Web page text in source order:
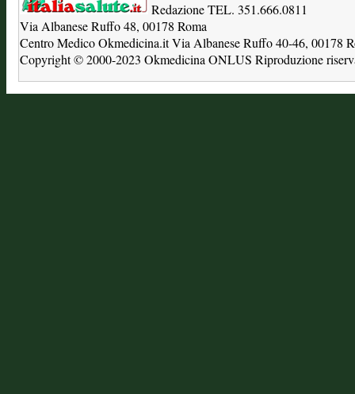
Redazione TEL. 351.666.0811
Via Albanese Ruffo 48, 00178 Roma
Centro Medico Okmedicina.it Via Albanese Ruffo 40-46, 00178
Copyright © 2000-2023 Okmedicina ONLUS Riproduzione